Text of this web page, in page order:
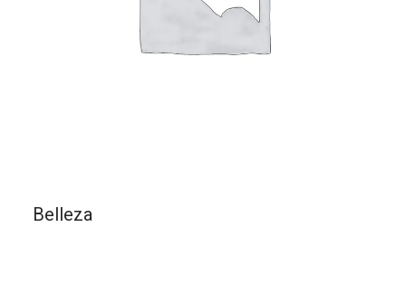
Belleza